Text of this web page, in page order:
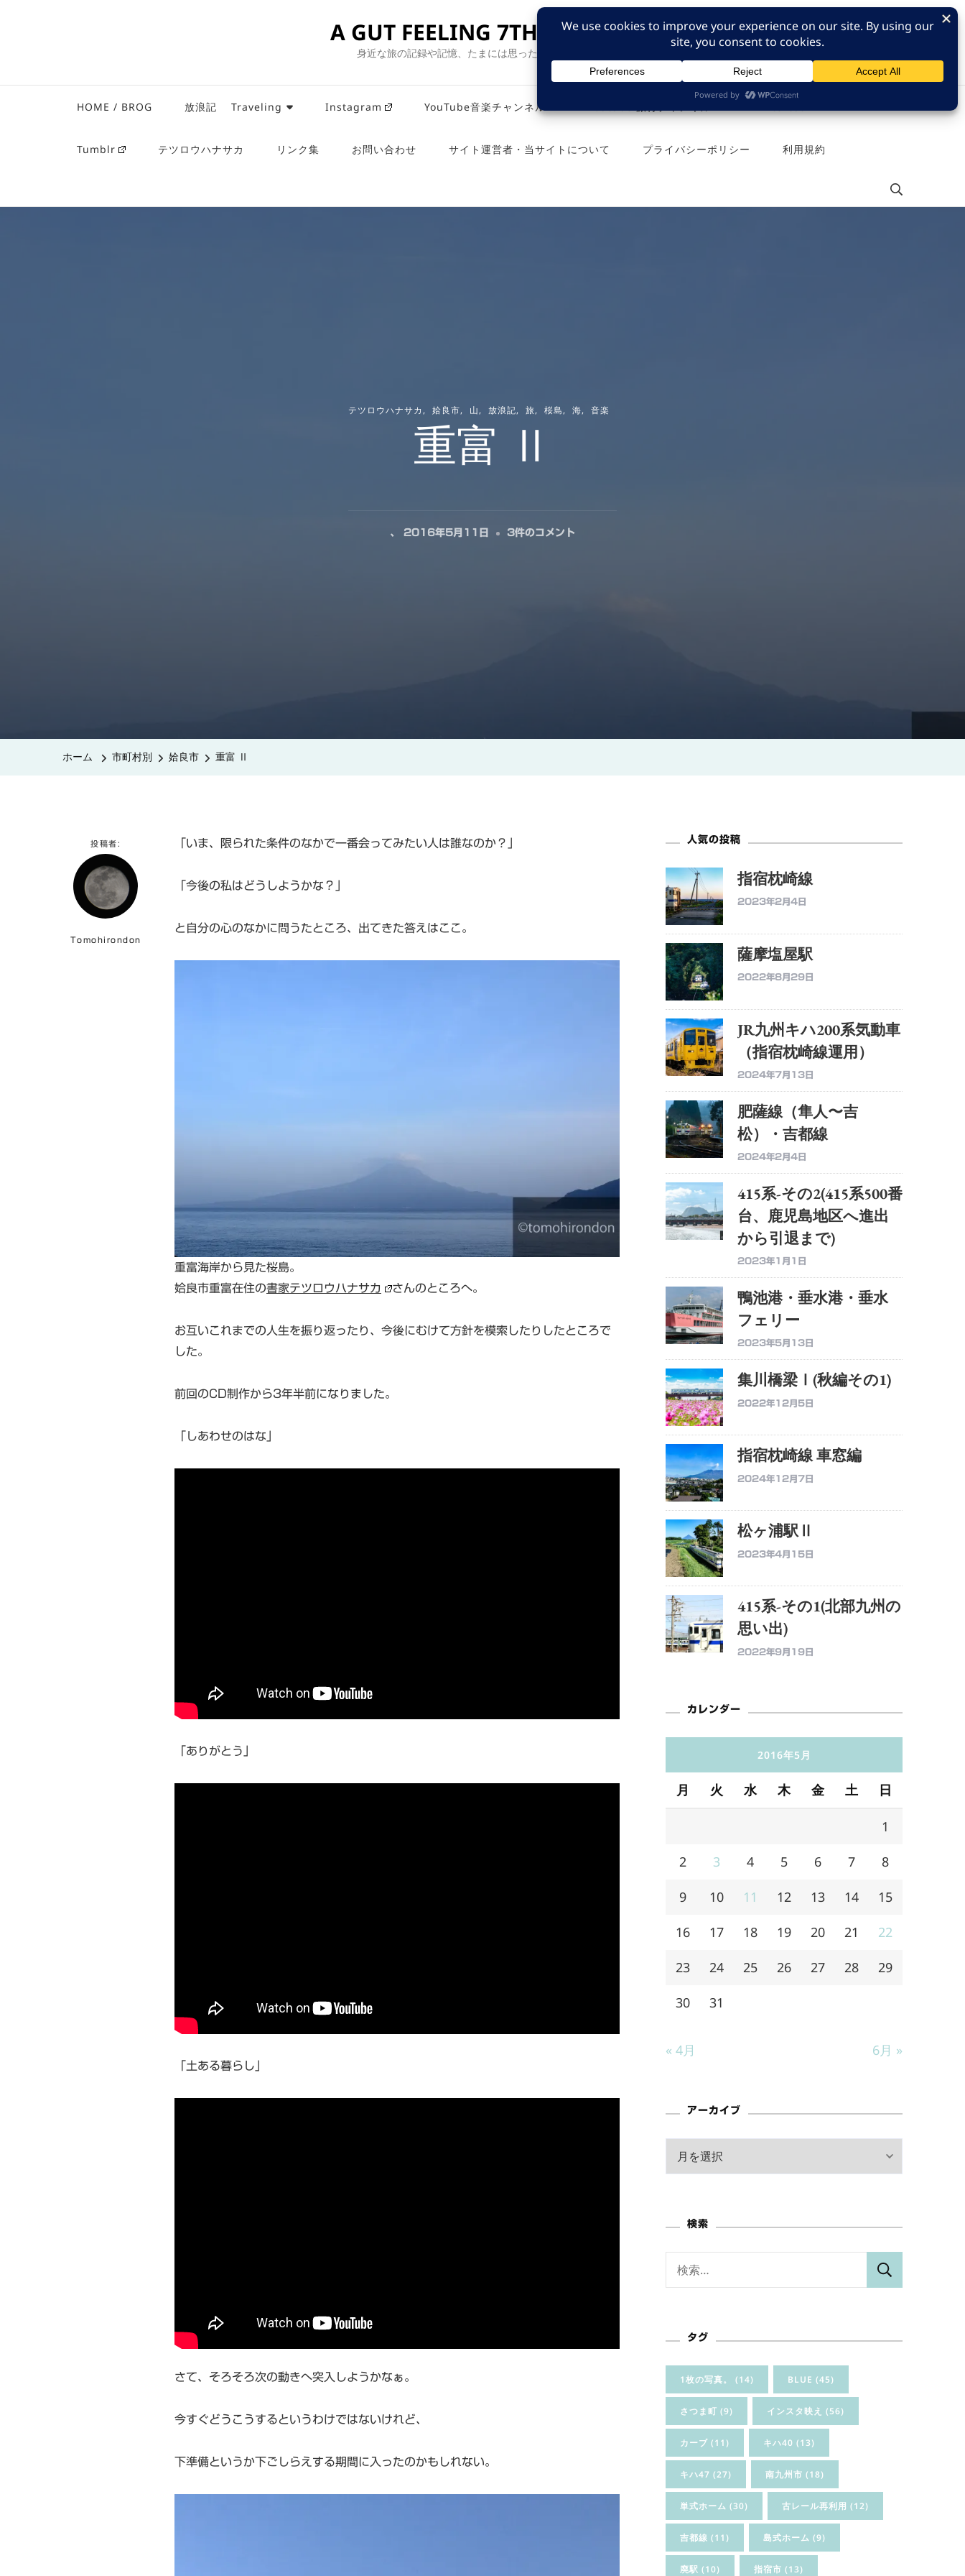
A GUT FEELING 7TH EDITION
身近な旅の記録や記憶、たまには思ったことも残そう。
HOME / BROG 放浪記 Traveling Instagram YouTube音楽チャンネル
Tumblr テツロウハナサカ リンク集 お問い合わせ サイト運営者・当サイトについて プライバシーポリシー 利用規約
テツロウハナサカ 姶良市 山 放浪記 旅 桜島 海 音楽
重富 Ⅱ
、 2016年5月11日 重
3件のコメント
ホーム 市町村別 姶良市 重富 Ⅱ
投稿者:
Tomohirondon
「いま、限られた条件のなかで一番会ってみたい人は誰なのか？」
「今後の私はどうしようかな？」
と自分の心のなかに問うたところ、出てきた答えはここ。
重富海岸から見た桜島。
姶良市重富在住の書家テツロウハナサカ さんのところへ。
お互いこれまでの人生を振り返ったり、今後にむけて方針を模索したりしたところで
した。
前回のCD制作から3年半前になりました。
「しあわせのはな」
「ありがとう」
「土ある暮らし」
さて、そろそろ次の動きへ突入しようかなぁ。
今すぐどうこうするというわけではないけれど、
下準備というか下ごしらえする期間に入ったのかもしれない。
人気の投稿
指宿枕崎線
2023年2月4日
薩摩塩屋駅
2022年8月29日
JR九州キハ200系気動車
（指宿枕崎線運用）
2024年7月13日
肥薩線（隼人〜吉
松）・吉都線
2024年2月4日
415系-その2(415系500番
台、鹿児島地区へ進出
から引退まで)
2023年1月1日
鴨池港・垂水港・垂水
フェリー
2023年5月13日
集川橋梁Ⅰ(秋編その1)
2022年12月5日
指宿枕崎線 車窓編
2024年12月7日
松ヶ浦駅Ⅱ
2023年4月15日
415系-その1(北部九州の
思い出)
2022年9月19日
カレンダー
2016年5月
月 火 水 木 金 土 日
1
2 3 4 5 6 7 8
9 10 11 12 13 14 15
16 17 18 19 20 21 22
23 24 25 26 27 28 29
30 31
« 4月 6月 »
アーカイブ
ブ
検索
タグ
1枚の写真。 (14) BLUE (45)
さつま町 (9) インスタ映え (56)
カーブ (11) キハ40 (13)
キハ47 (27) 南九州市 (18)
単式ホーム (30) 古レール再利用 (12)
吉都線 (11) 島式ホーム (9)
廃駅 (10) 指宿市 (13)